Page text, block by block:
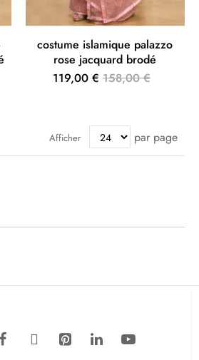
costume islamique palazzo
rose jacquard brodé
119,00 € 158,00 €
Afficher par page